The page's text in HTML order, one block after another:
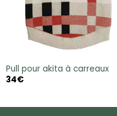
Pull pour akita à carreaux
34€